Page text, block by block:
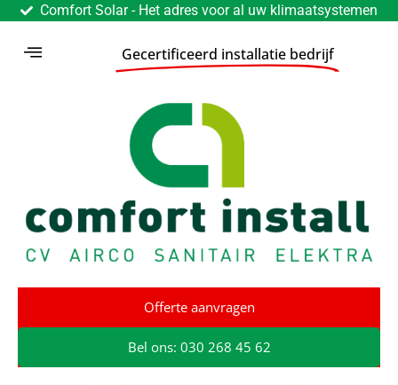
Comfort Solar - Het adres voor al uw klimaatsystemen
Gecertificeerd installatie bedrijf
Offerte aanvragen
Bel ons: 030 268 45 62